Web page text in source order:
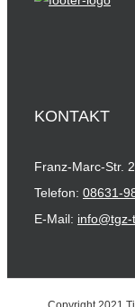
KONTAKT
Franz-Marc-Str.
Telefon: 08631-
E-Mail: